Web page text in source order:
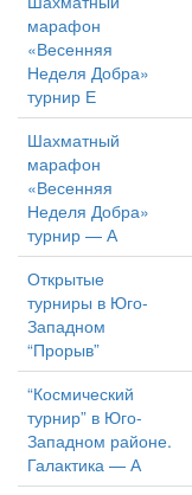
марафон
«Весенняя
Неделя Добра»
турнир Е
Шахматный
марафон
«Весенняя
Неделя Добра»
турнир — А
Открытые
турниры в Юго-
Западном
“Прорыв”
“Космический
турнир” в Юго-
Западном районе.
Галактика — А